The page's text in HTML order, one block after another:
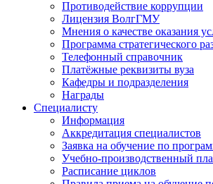
Противодействие коррупции
Лицензия ВолгГМУ
Мнения о качестве оказания
Программа стратегического
Телефонный справочник
Платёжные реквизиты вуза
Кафедры и подразделения
Награды
Специалисту
Информация
Аккредитация специалистов
Заявка на обучение по
Учебно-производственный
Расписание циклов